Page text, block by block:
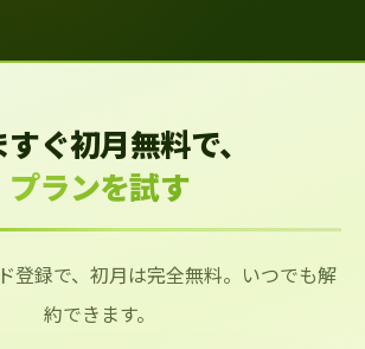
ぐ初月無料で、
プランを試す
登録で、初月は完全無料。いつでも解
約できます。